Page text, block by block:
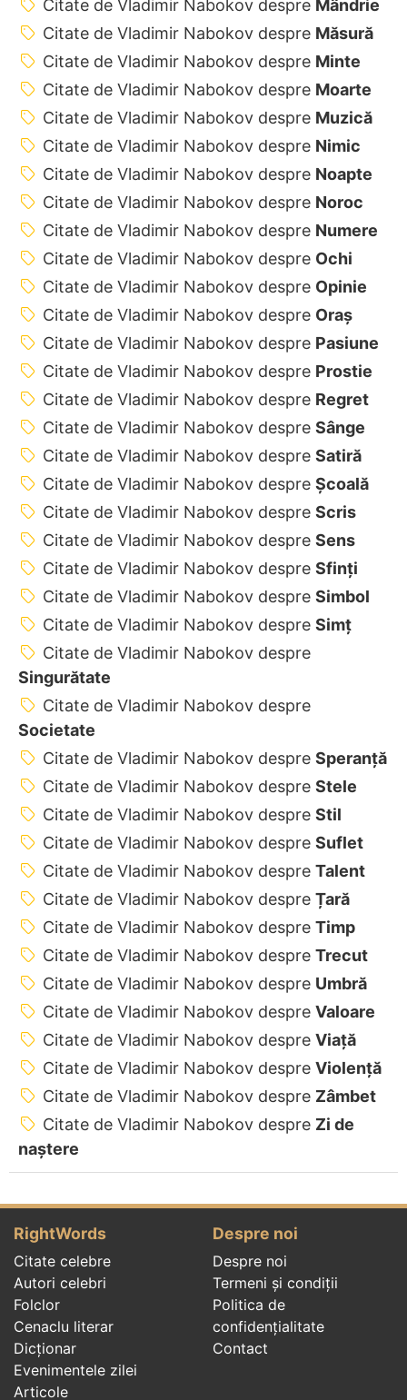
Citate de Vladimir Nabokov despre Mândrie
Citate de Vladimir Nabokov despre Măsură
Citate de Vladimir Nabokov despre Minte
Citate de Vladimir Nabokov despre Moarte
Citate de Vladimir Nabokov despre Muzică
Citate de Vladimir Nabokov despre Nimic
Citate de Vladimir Nabokov despre Noapte
Citate de Vladimir Nabokov despre Noroc
Citate de Vladimir Nabokov despre Numere
Citate de Vladimir Nabokov despre Ochi
Citate de Vladimir Nabokov despre Opinie
Citate de Vladimir Nabokov despre Oraș
Citate de Vladimir Nabokov despre Pasiune
Citate de Vladimir Nabokov despre Prostie
Citate de Vladimir Nabokov despre Regret
Citate de Vladimir Nabokov despre Sânge
Citate de Vladimir Nabokov despre Satiră
Citate de Vladimir Nabokov despre Școală
Citate de Vladimir Nabokov despre Scris
Citate de Vladimir Nabokov despre Sens
Citate de Vladimir Nabokov despre Sfinți
Citate de Vladimir Nabokov despre Simbol
Citate de Vladimir Nabokov despre Simț
Citate de Vladimir Nabokov despre
Singurătate
Citate de Vladimir Nabokov despre
Societate
Citate de Vladimir Nabokov despre Speranță
Citate de Vladimir Nabokov despre Stele
Citate de Vladimir Nabokov despre Stil
Citate de Vladimir Nabokov despre Suflet
Citate de Vladimir Nabokov despre Talent
Citate de Vladimir Nabokov despre Țară
Citate de Vladimir Nabokov despre Timp
Citate de Vladimir Nabokov despre Trecut
Citate de Vladimir Nabokov despre Umbră
Citate de Vladimir Nabokov despre Valoare
Citate de Vladimir Nabokov despre Viață
Citate de Vladimir Nabokov despre Violență
Citate de Vladimir Nabokov despre Zâmbet
Citate de Vladimir Nabokov despre Zi de
naștere
RightWords
Citate celebre
Autori celebri
Folclor
Cenaclu literar
Dicționar
Evenimentele zilei
Articole
Despre noi
Despre noi
Termeni și condiții
Politica de
confidenţialitate
Contact